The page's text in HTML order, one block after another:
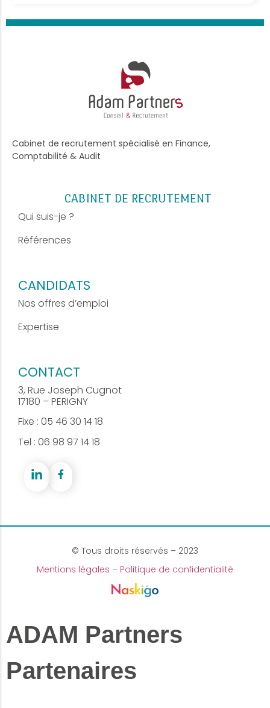
Cabinet de recrutement spécialisé en Finance,
Comptabilité & Audit
CABINET DE RECRUTEMENT
Qui suis-je ?
Références
CANDIDATS
Nos offres d’emploi
Expertise
CONTACT
3, Rue Joseph Cugnot
17180 – PERIGNY
Fixe : 05 46 30 14 18
Tel : 06 98 97 14 18
© Tous droits réservés – 2023
Mentions légales – Politique de confidentialité
ADAM Partners
Partenaires